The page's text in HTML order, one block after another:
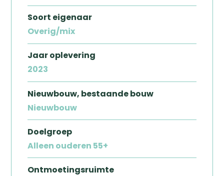
Soort eigenaar
Overig/mix
Jaar oplevering
2023
Nieuwbouw, bestaande bouw
Nieuwbouw
Doelgroep
Alleen ouderen 55+
Ontmoetingsruimte